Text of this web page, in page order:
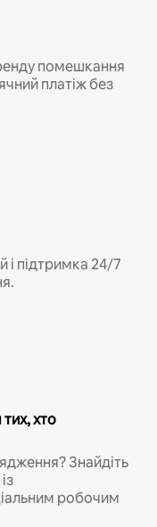
помешкання
платіж без
і підтримка 24/7
хто
Знайдіть
робочим